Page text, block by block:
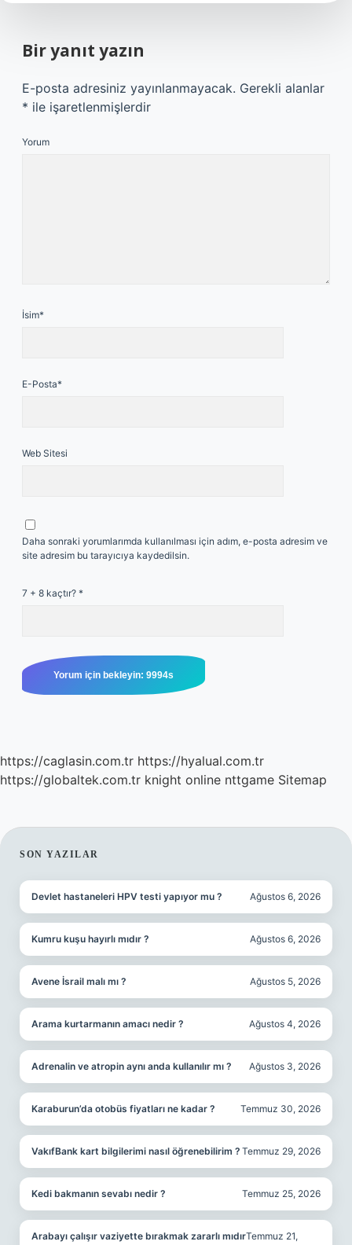
Bir yanıt yazın
E-posta adresiniz yayınlanmayacak. Gerekli alanlar
* ile işaretlenmişlerdir
Yorum
İsim*
E-Posta*
Web Sitesi
Daha sonraki yorumlarımda kullanılması için adım, e-posta adresim ve
site adresim bu tarayıcıya kaydedilsin.
7 + 8 kaçtır? *
https://caglasin.com.tr https://hyalual.com.tr
https://globaltek.com.tr knight online nttgame Sitemap
SIDEBAR
SON YAZILAR
Devlet hastaneleri HPV testi yapıyor mu ? Ağustos 6, 2026
Kumru kuşu hayırlı mıdır ? Ağustos 6, 2026
Avene İsrail malı mı ? Ağustos 5, 2026
Arama kurtarmanın amacı nedir ? Ağustos 4, 2026
Adrenalin ve atropin aynı anda kullanılır mı ? Ağustos 3, 2026
Karaburun’da otobüs fiyatları ne kadar ? Temmuz 30, 2026
VakıfBank kart bilgilerimi nasıl öğrenebilirim ? Temmuz 29, 2026
Kedi bakmanın sevabı nedir ? Temmuz 25, 2026
Arabayı çalışır vaziyette bırakmak zararlı mıdırTemmuz 21,